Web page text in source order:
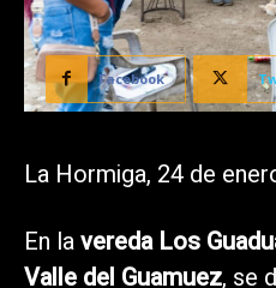
Facebook
La Hormiga, 24 de
En lavereda Los
Valle del Guamuez, se